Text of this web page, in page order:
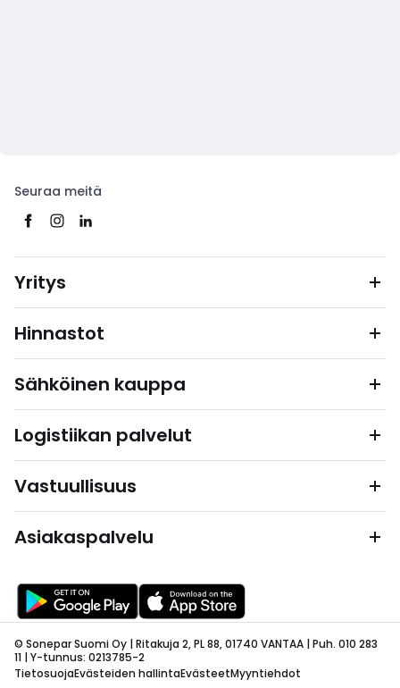
Seuraa meitä
Yritys
Hinnastot
Sähköinen kauppa
Logistiikan palvelut
Vastuullisuus
Asiakaspalvelu
© Sonepar Suomi Oy | Ritakuja 2, PL 88, 01740 VANTAA | Puh. 010 283
11 | Y-tunnus: 0213785-2
TietosuojaEvästeiden hallintaEvästeetMyyntiehdot